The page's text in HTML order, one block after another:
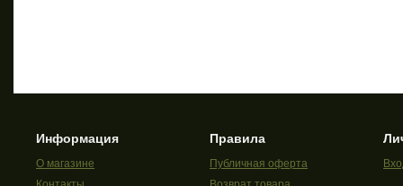
Информация
О магазине
Правила
Публичная оферта